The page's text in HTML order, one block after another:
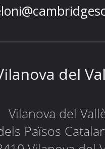
del
Vilanova del
Països